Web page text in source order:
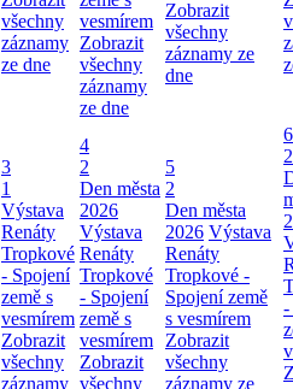
všechny
záznamy
ze dne
vesmírem
Zobrazit
všechny
záznamy
ze dne
Zobrazit
všechny
záznamy ze
dne
3
1
Výstava
Renáty
Tropkové
- Spojení
země s
vesmírem
Zobrazit
všechny
záznamy
4
2
Den města
2026
Výstava
Renáty
Tropkové
- Spojení
země s
vesmírem
Zobrazit
všechny
5
2
Den města
2026 Výstava
Renáty
Tropkové -
Spojení země
s vesmírem
Zobrazit
všechny
záznamy ze
6
2
-